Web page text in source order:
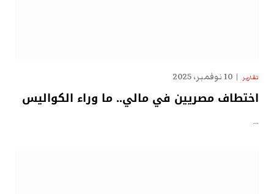
تقارير 10 نوفمبر، 2025
اختطاف مصريين في مالي.. ما وراء الكواليس
…